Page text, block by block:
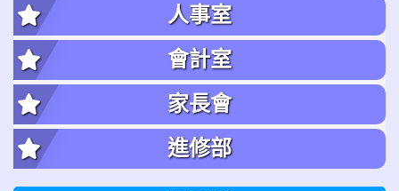
人事室
會計室
家長會
進修部